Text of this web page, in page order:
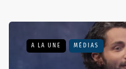
A LA UNE MÉDIAS